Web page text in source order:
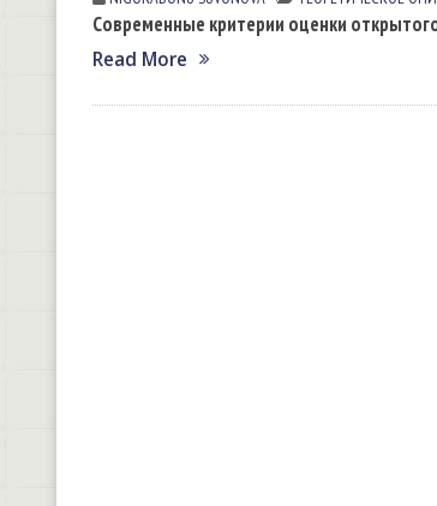
Современные критерии оценки
Read More